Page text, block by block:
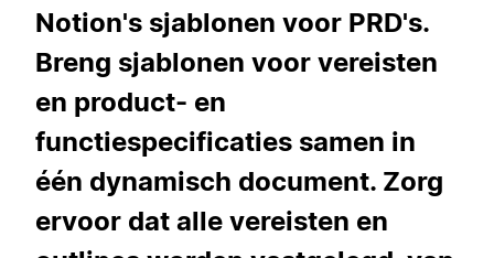
Notion's sjablonen voor PRD's.
Breng sjablonen voor vereisten
en product- en
functiespecificaties samen in
één dynamisch document. Zorg
ervoor dat alle vereisten en